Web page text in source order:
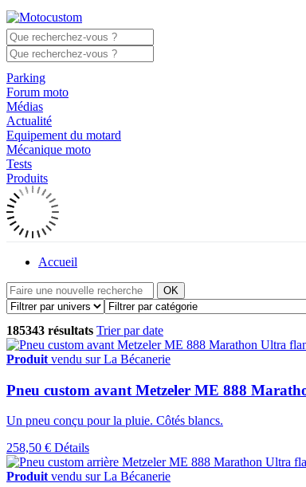
Parking
Forum moto
Médias
Actualité
Equipement du motard
Mécanique moto
Tests
Produits
Accueil
OK
185343 résultats Trier par date
Produit vendu sur La Bécanerie
Pneu custom avant Metzeler ME 888
Un pneu conçu pour la pluie. Côtés blancs.
258,50 € Détails
Produitvendu sur La Bécanerie